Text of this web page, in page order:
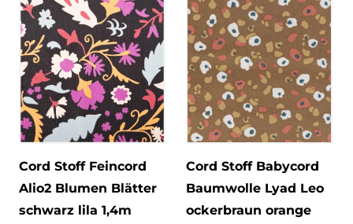
Cord Stoff Feincord
Alio2 Blumen Blätter
schwarz lila 1,4m
Cord Stoff Babycord
Baumwolle Lyad Leo
ockerbraun orange